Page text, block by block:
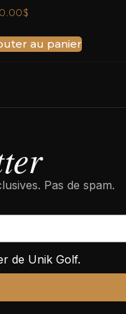
$
au panier
Pas de spam.
de Unik Golf.